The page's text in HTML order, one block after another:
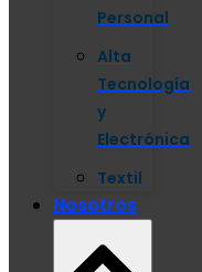
Personal
Alta
Tecnología
y
Electrónica
Textil
Nosotros